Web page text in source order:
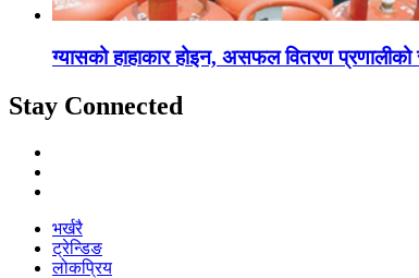
ग्यासको हाहाकार होइन, असफल वितरण
Stay Connected
भर्खरै
ट्रेन्डिङ
लोकप्रिय